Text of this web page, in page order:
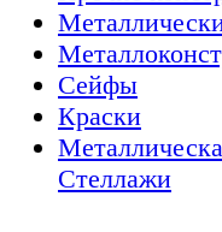
Сейфы
Краски
Стеллажи